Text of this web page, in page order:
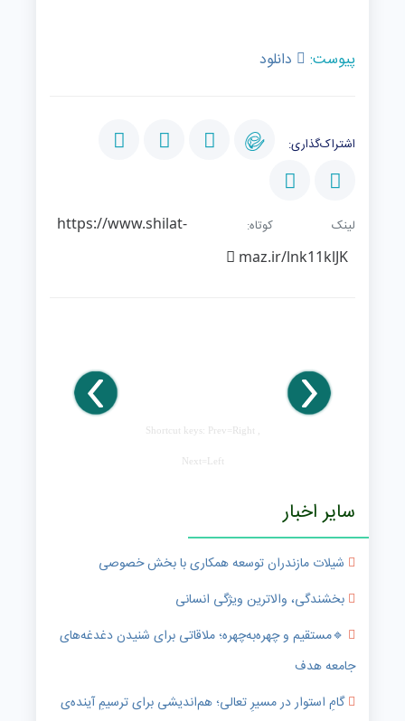
پیوست: دانلود
اشتراک‌گذاری:
لینک کوتاه:https://www.shilat-
maz.ir/lnk11klJK
Shortcut keys: Prev=Right ,
Next=Left
سایر اخبار
شیلات مازندران توسعه همکاری با بخش خصوصی
بخشندگی، والاترین ویژگی انسانی
🔹️مستقیم و چهره‌به‌چهره؛ ملاقاتی برای شنیدن دغدغه‌های
جامعه هدف
گامِ استوار در مسیرِ تعالی؛ هم‌اندیشی برای ترسیمِ آینده‌ی